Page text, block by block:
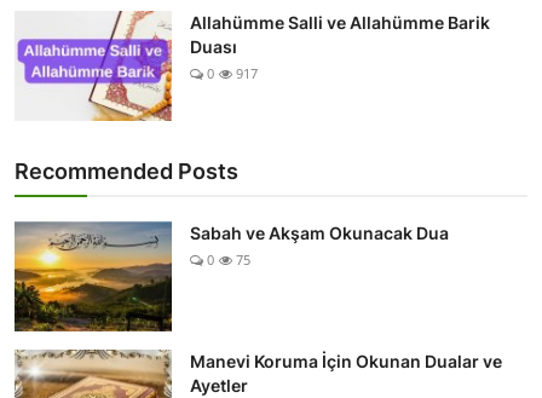
Allahümme Salli ve Allahümme Barik
Duası
0 917
Recommended Posts
Sabah ve Akşam Okunacak Dua
0 75
Manevi Koruma İçin Okunan Dualar ve
Ayetler